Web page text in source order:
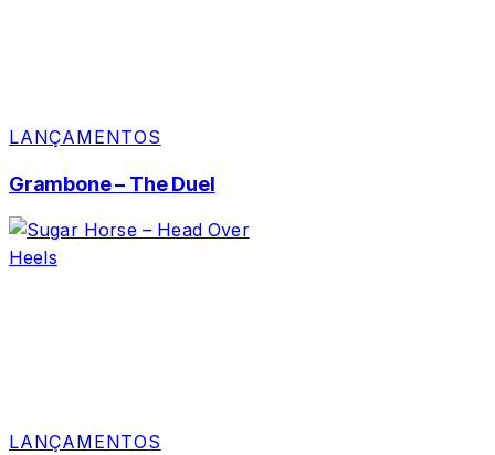
LANÇAMENTOS
Grambone – The Duel
LANÇAMENTOS